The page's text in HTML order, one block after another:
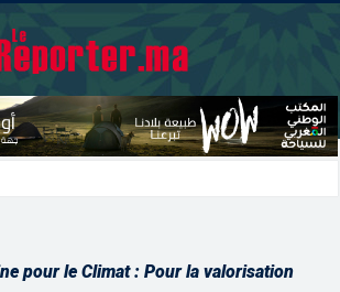
au 13 août pour accompagner les projets des
pour le Climat : Pour la valorisation